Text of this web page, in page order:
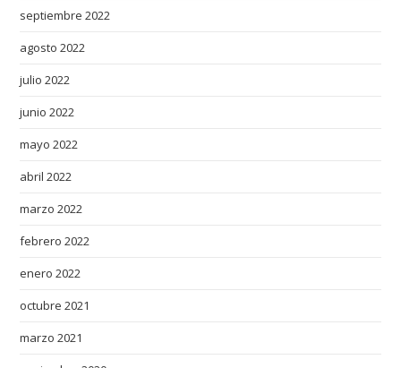
septiembre 2022
agosto 2022
julio 2022
junio 2022
mayo 2022
abril 2022
marzo 2022
febrero 2022
enero 2022
octubre 2021
marzo 2021